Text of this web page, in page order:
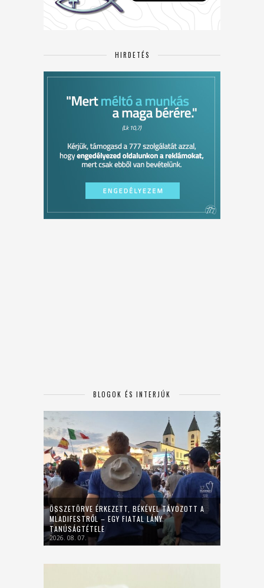
HIRDETÉS
BLOGOK ÉS INTERJÚK
ÖSSZETÖRVE ÉRKEZETT, BÉKÉVEL TÁVOZOTT A
MLADIFESTRŐL – EGY FIATAL LÁNY
TANÚSÁGTÉTELE
2026. 08. 07.